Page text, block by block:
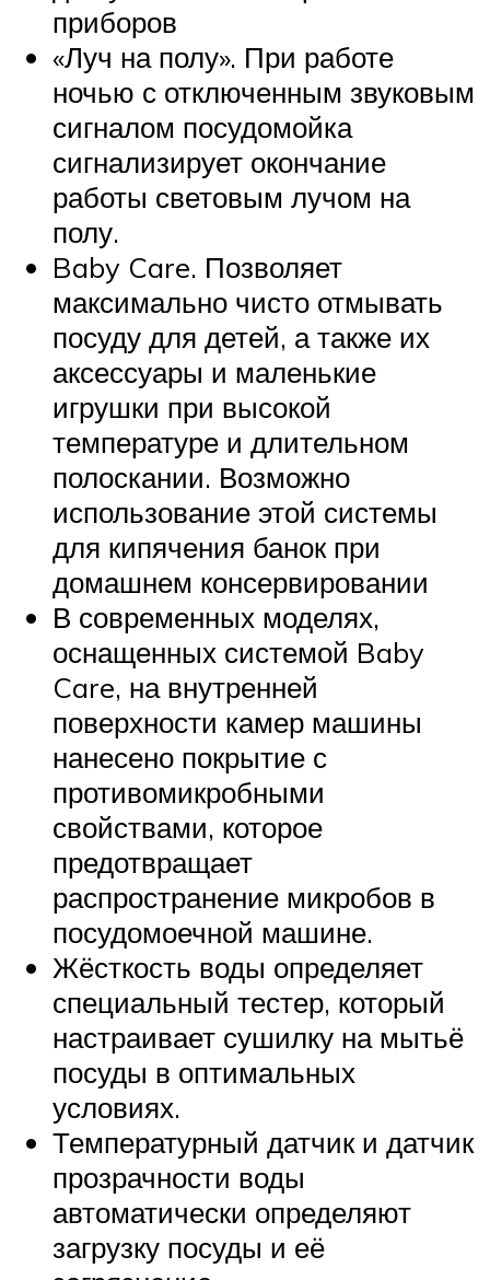
приборов
«Луч на полу». При работе
ночью с отключенным звуковым
сигналом посудомойка
сигнализирует окончание
работы световым лучом на
полу.
Baby Care. Позволяет
максимально чисто отмывать
посуду для детей, а также их
аксессуары и маленькие
игрушки при высокой
температуре и длительном
полоскании. Возможно
использование этой системы
для кипячения банок при
домашнем консервировании
В современных моделях,
оснащенных системой Baby
Care, на внутренней
поверхности камер машины
нанесено покрытие с
противомикробными
свойствами, которое
предотвращает
распространение микробов в
посудомоечной машине.
Жёсткость воды определяет
специальный тестер, который
настраивает сушилку на мытьё
посуды в оптимальных
условиях.
Температурный датчик и датчик
прозрачности воды
автоматически определяют
загрузку посуды и её